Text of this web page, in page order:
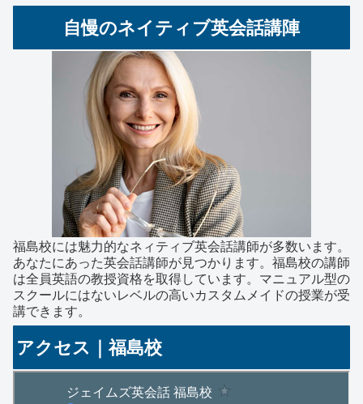
自慢のネイティブ英会話講陣
福島校には魅力的なネィティブ英会話講師が多数います。
あなたにあった英会話講師が見つかります。福島校の講師
は全員英語の教授資格を取得しています。マニュアル型の
スクールにはないレベルの高いカスタムメイドの授業が受
講できます。
アクセス｜福島校